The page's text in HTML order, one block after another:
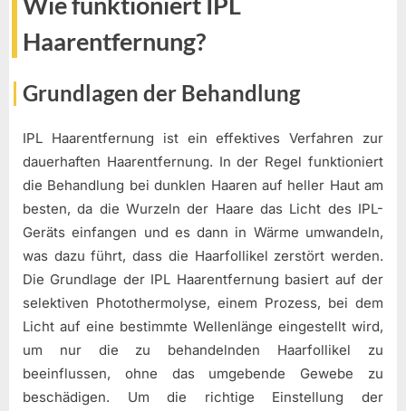
Haarentfernung?
Grundlagen der Behandlung
IPL Haarentfernung ist ein effektives Verfahren zur
dauerhaften Haarentfernung. In der Regel funktioniert
die Behandlung bei dunklen Haaren auf heller Haut am
besten, da die Wurzeln der Haare das Licht des IPL-
Geräts einfangen und es dann in Wärme umwandeln,
was dazu führt, dass die Haarfollikel zerstört werden.
Die Grundlage der IPL Haarentfernung basiert auf der
selektiven Photothermolyse, einem Prozess, bei dem
Licht auf eine bestimmte Wellenlänge eingestellt wird,
um nur die zu behandelnden Haarfollikel zu
beeinflussen, ohne das umgebende Gewebe zu
beschädigen. Um die richtige Einstellung der